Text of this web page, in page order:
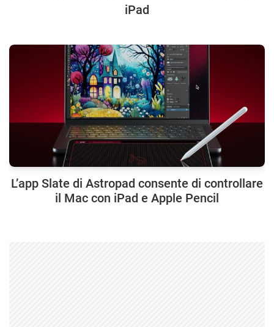
iPad
L’app Slate di Astropad consente di controllare
il Mac con iPad e Apple Pencil